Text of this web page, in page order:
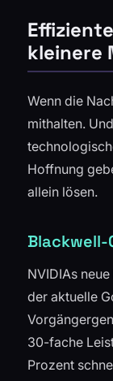
kleinere
Wenn die
mithalten.
Hoffnung
allein lösen.
Blackwell-
NVIDIAs
der aktuelle
30-fache
Prozent